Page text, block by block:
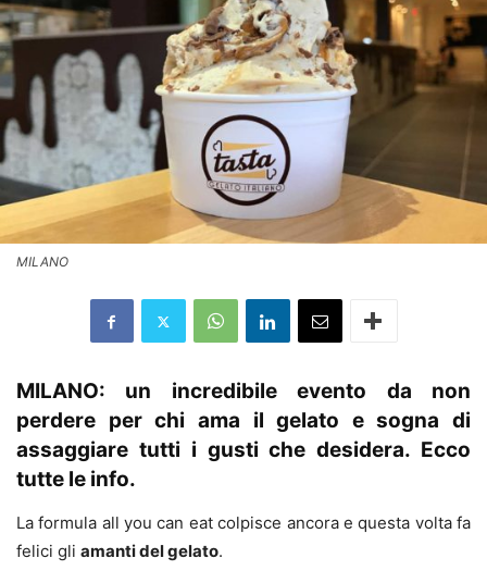
MILANO
MILANO: un incredibile evento da non
perdere per chi ama il gelato e sogna di
assaggiare tutti i gusti che desidera. Ecco
tutte le info.
La formula all you can eat colpisce ancora e questa volta fa
felici gli amanti del gelato.